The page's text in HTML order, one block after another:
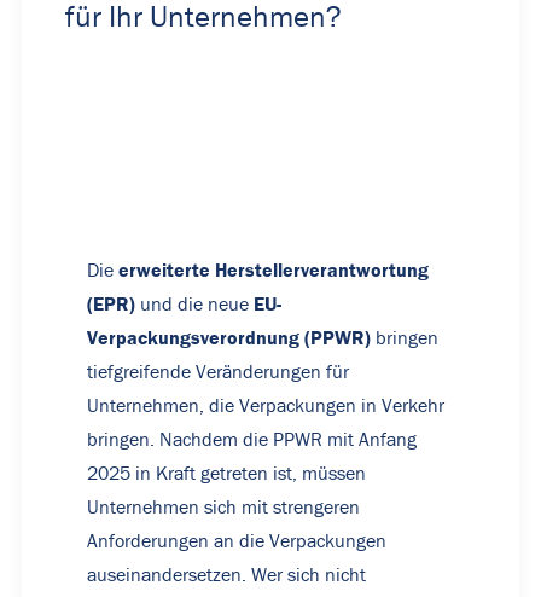
für Ihr Unternehmen?
Die erweiterte Herstellerverantwortung
(EPR) und die neue EU-
Verpackungsverordnung (PPWR) bringen
tiefgreifende Veränderungen für
Unternehmen, die Verpackungen in Verkehr
bringen. Nachdem die PPWR mit Anfang
2025 in Kraft getreten ist, müssen
Unternehmen sich mit strengeren
Anforderungen an die Verpackungen
auseinandersetzen. Wer sich nicht